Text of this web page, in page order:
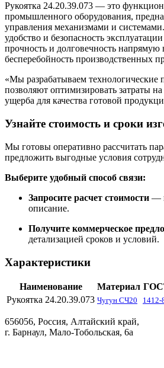
Рукоятка 24.20.39.073 — это
промышленного оборудования,
управления механизмами и
удобство и безопасность
прочность и долговечность напрямую
бесперебойность производственных
«Мы разрабатываем технологические
позволяют оптимизировать затраты на
ущерба для качества готовой
Узнайте стоимость и сроки
Мы готовы оперативно рассчитать
предложить выгодные условия
Выберите удобный способ связи:
Запросите расчет стоимости —
описание.
Получите коммерческое
детализацией сроков и условий.
Характеристики
Наименование Материал
Рукоятка 24.20.39.073 Чугун СЧ20 1412-
656056, Россия, Алтайский край,
г. Барнаул, Мало-Тобольская, 6а